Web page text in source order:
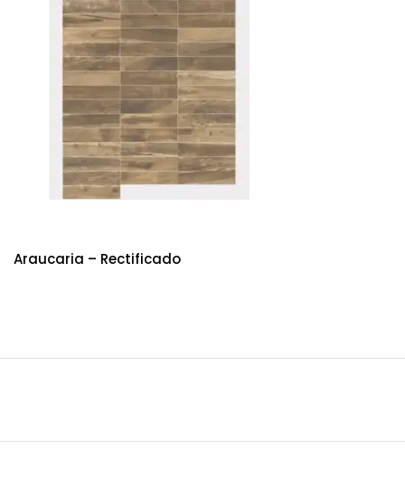
Araucaria – Rectificado